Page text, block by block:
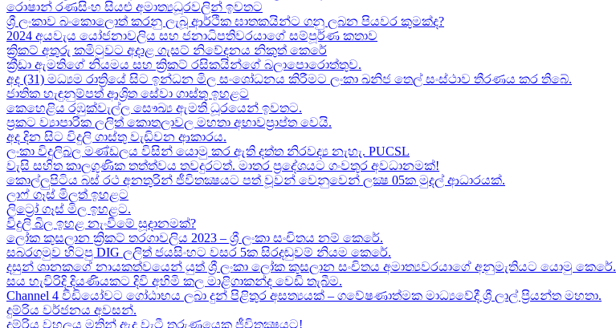
රොෂාන් රණසිංහ සියළු අමාත්‍යධූරවලින් ඉවතට​
ශ්‍රී ලංකාව බංකොලොත් කරනු ලැබූ ආර්ථික ඝාතකයින්ට ගනු ලබන පියවර කුමක්ද​?
2024 අයවැය යෝජනාවලිය​ සහ ජනාධිපතිවරයාගේ සම්පූර්ණ කතාව​
ක්‍රිකට් අතුරු කමිටුවට අදාළ ගැසට් නිවේදනය නිකුත් කෙරේ
ක්‍රීඩා ඇමතිගේ නියමය​ සහ ක්‍රිකට් රසිකයින්ගේ බලාපොරොත්තුව.
අද (31) මධ්‍යම රාත්‍රියේ සිට ඉන්ධන මිල සංශෝධනය කිරීමට ලංකා ඛනිජ තෙල් සංස්ථාව තීරණය කර තිබේ.
ජාතික හැඳුනුම්පත් ආශ්‍රිත සේවා ගාස්තු ඉහළට
කෙහෙළිය රඹුක්වැල්ල සෞඛ්‍ය ඇමති ධූරයෙන් ඉවතට​.
ප්‍රකට ව්‍යාපාරික ලලිත් කොතලාවල මහතා අභාවප්‍රාප්ත වෙයි.
අද දින​ සිට විදුලි ගාස්තු වැඩිවන ආකාරය​.
ලංකා විදුලිබල මණ්ඩලය විසින් යොමු කර ඇති දත්ත නිරවද්‍ය නැහැ. PUCSL
වැසි සහිත කාලගුණික තත්ත්වය තවදුරටත්. මාතර ප්‍රදේශයට ගංවතුර අවධානමක්!
කොල්ලුපිටිය බස් රථ අනතුරින් ජීවිතක්‍ෂයට පත් වූවන් වෙනුවෙන් ලක්‍ෂ 05ක​ මුදල් ආධාරයක්​.
ලාෆ් ගෑස් මිලත් ඉහළට​
ලිට්‍රෝ ගෑස් මිල​ ඉහළට​.
විදුලි බිල ඉහළ නැංවීමේ සූදානමක්?
ලෝක කුසලාන ක්‍රිකට් තරගාවලිය 2023 – ශ්‍රී ලංකා සංචිතය නම් කෙරේ​.
සබරගමුව හිටපු DIG ලලිත් ජයසිංහට වසර 5ක සිරදඬුවම් නියම කෙරේ.
දසුන් ශානකගේ නායකත්වයෙන් යුත් ශ්‍රී ලංකා ලෝක කුසලාන සංචිතය අමාත්‍යවරයාගේ අනුමැතියට​ යොමු කෙරේ.
සය හැවිරිදි දියණියකට දිවි අහිමි කල මාළිගාකන්ද වෙඩි තැබීම​.
Channel 4 වීඩියෝවට ගෝඨාභය ලබා දුන් පිළිතුර අසත්‍යයක් – ගවේෂණාත්මක මාධ්‍යවේදී ශ්‍රී ලාල් ප්‍රියන්ත මහතා.
දුම්රිය වර්ජනය අවසන්.
දුම්රිය වහලය මතින් ඇද​ වැටී තරුණයෙකු ජීවිතක්‍ෂයට​!